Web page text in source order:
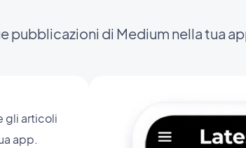
pubblicazioni di Medium nella tua
gli articoli
app.